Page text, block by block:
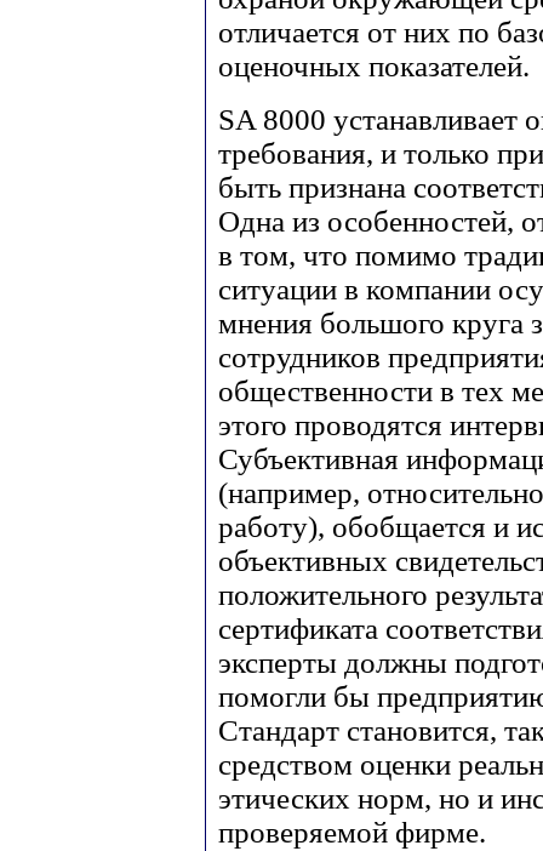
отличается от них по
оценочных показателей.
SA 8000 устанавливает
требования, и только
быть признана
Одна из особенностей,
в том, что помимо
ситуации в компании
мнения большого круга
сотрудников
общественности в тех
этого проводятся
Субъективная
(например,
работу), обобщается и
объективных
положительного
сертификата
эксперты должны
помогли бы
Стандарт становится,
средством оценки
этических норм, но и
проверяемой фирме.